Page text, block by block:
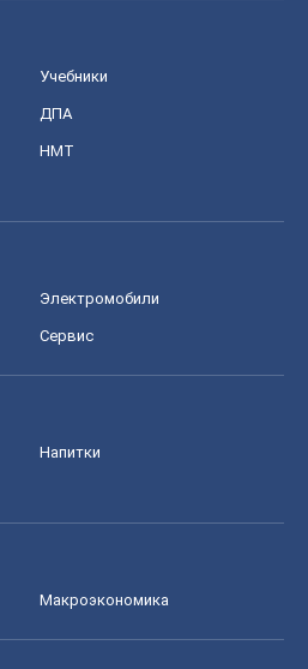
Учебники
ДПА
НМТ
Электромобили
Сервис
Напитки
Mакроэкономика